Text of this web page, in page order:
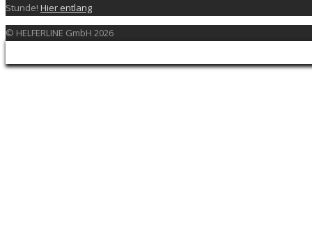
Stunde! Hier entlang
© HELFERLINE GmbH 2026